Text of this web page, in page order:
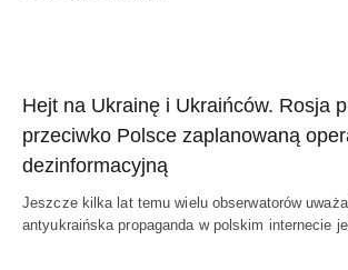
Hejt na Ukrainę i Ukraińców. Rosja
przeciwko Polsce zaplanowaną
dezinformacyjną
Jeszcze kilka lat temu wielu obserwatorów
antyukraińska propaganda w polskim internecie